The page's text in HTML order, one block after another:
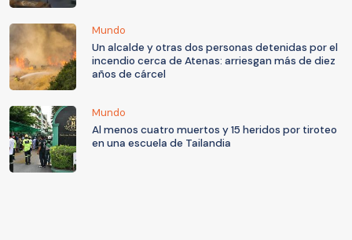
Mundo
Un alcalde y otras dos personas detenidas por el
incendio cerca de Atenas: arriesgan más de diez
años de cárcel
Mundo
Al menos cuatro muertos y 15 heridos por tiroteo
en una escuela de Tailandia